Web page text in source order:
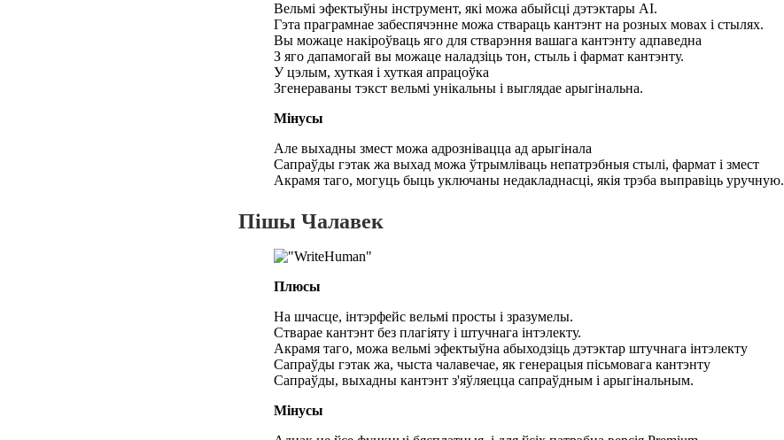
Вельмі эфектыўны інструмент, які можа абыйсці дэтэктары AI.
Гэта праграмнае забеспячэнне можа ствараць кантэнт на розных мовах і стылях.
Вы можаце накіроўваць яго для стварэння вашага кантэнту адпаведна
З яго дапамогай вы можаце наладзіць тон, стыль і фармат кантэнту.
У цэлым, хуткая і хуткая апрацоўка
Згенераваны тэкст вельмі унікальны і выглядае арыгінальна.
Мінусы
Але выхадны змест можа адрознівацца ад арыгінала
Сапраўды гэтак жа выхад можа ўтрымліваць непатрэбныя стылі, фармат і змест
Акрамя таго, могуць быць уключаны недакладнасці, якія трэба выправіць уручную.
Пішы Чалавек
Плюсы
На шчасце, інтэрфейс вельмі просты і зразумелы.
Стварае кантэнт без плагіяту і штучнага інтэлекту.
Акрамя таго, можа вельмі эфектыўна абыходзіць дэтэктар штучнага інтэлекту
Сапраўды гэтак жа, чыста чалавечае, як генерацыя пісьмовага кантэнту
Сапраўды, выхадны кантэнт з'яўляецца сапраўдным і арыгінальным.
Мінусы